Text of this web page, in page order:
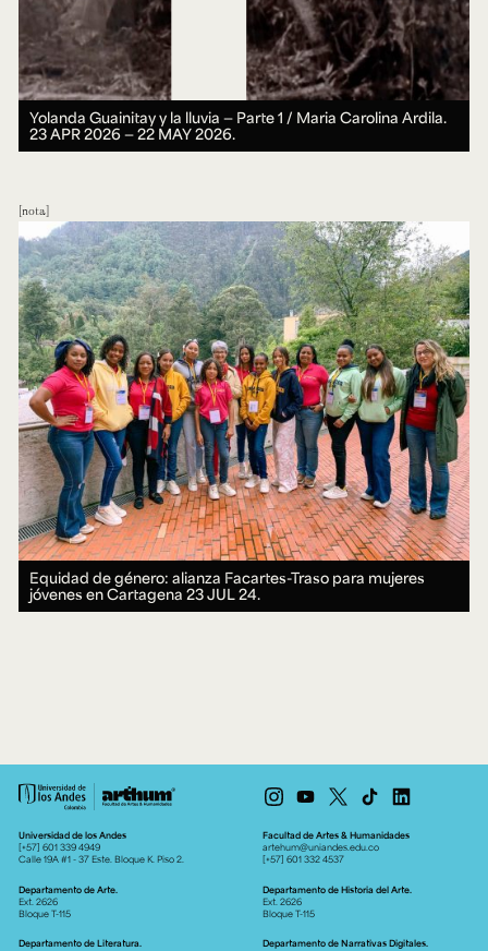
Yolanda Guainitay y la lluvia — Parte 1 / Maria Carolina Ardila.
23 APR 2026 ― 22 MAY 2026.
nota
Equidad de género: alianza Facartes-Traso para mujeres
jóvenes en Cartagena23 JUL 24.
Universidad de los Andes
[+57] 601 339 4949
Calle 19A #1 - 37 Este. Bloque K. Piso 2.
Facultad de Artes & Humanidades
artehum@uniandes.edu.co
[+57] 601 332 4537
Departamento de Arte.
Ext. 2626
Bloque T-115
Departamento de Historia del Arte.
Ext. 2626
Bloque T-115
Departamento de Literatura.
Departamento de Narrativas Digitales.